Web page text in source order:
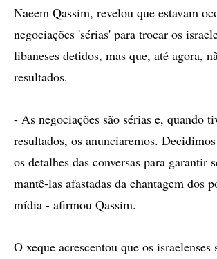
Naeem Qassim, revelou que estavam
negociações 'sérias' para trocar os
libaneses detidos, mas que, até agora,
resultados.
- As negociações são sérias e, quando
resultados, os anunciaremos.
os detalhes das conversas para garantir
mantê-las afastadas da chantagem dos
mídia - afirmou Qassim.
O xeque acrescentou que os israelenses